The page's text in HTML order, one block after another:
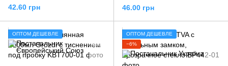
42.60 грн
Кюве
46.00 грн
ОПТОМ ДЕШЕВЛЕ
ОПТОМ ДЕШЕВЛЕ
−6%